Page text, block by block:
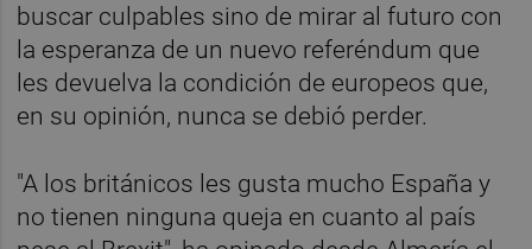
buscar culpables sino de mirar al futuro con
la esperanza de un nuevo referéndum que
les devuelva la condición de europeos que,
en su opinión, nunca se debió perder.
"A los británicos les gusta mucho España y
no tienen ninguna queja en cuanto al país